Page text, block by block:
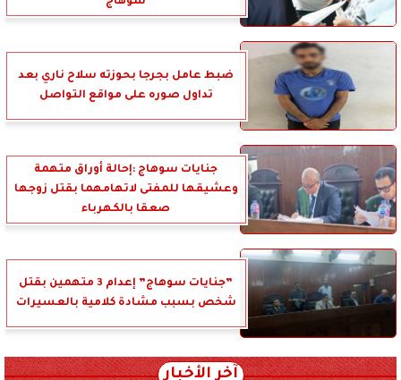
ضبط عامل بجرجا بحوزته سلاح ناري بعد
تداول صوره على مواقع التواصل
جنايات سوهاج :إحالة أوراق متهمة
وعشيقها للمفتى لاتهامهما بقتل زوجها
صعقا بالكهرباء
”جنايات سوهاج” إعدام 3 متهمين بقتل
شخص بسبب مشادة كلامية بالعسيرات
آخر الأخبار